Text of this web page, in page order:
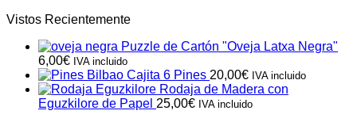
Vistos Recientemente
Puzzle de Cartón "Oveja Latxa Negra"
6,00€ IVA incluido
Cajita 6 Pines 20,00€ IVA incluido
Rodaja de Madera con
Eguzkilore de Papel 25,00€ IVA incluido